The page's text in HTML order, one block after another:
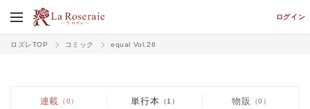
ログイン
ロズレTOP コミック equal Vol.26
連載 （0） 単行本 （1） 物販 （0）